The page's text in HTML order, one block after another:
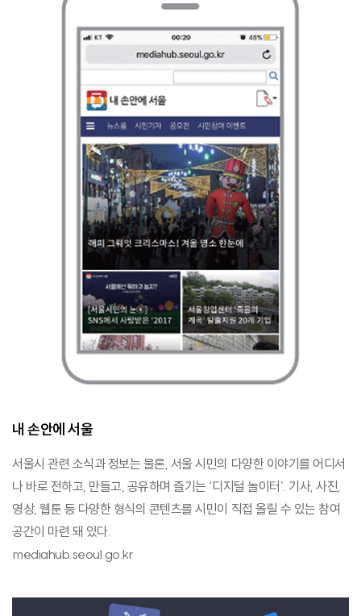
내 손안에 서울
서울시 관련 소식과 정보는 물론, 서울 시민의 다양한 이야기를 어디서
나 바로 전하고, 만들고, 공유하며 즐기는 ‘디지털 놀이터’. 기사, 사진,
영상, 웹툰 등 다양한 형식의 콘텐츠를 시민이 직접 올릴 수 있는 참여
공간이 마련 돼 있다.
mediahub.seoul.go.kr